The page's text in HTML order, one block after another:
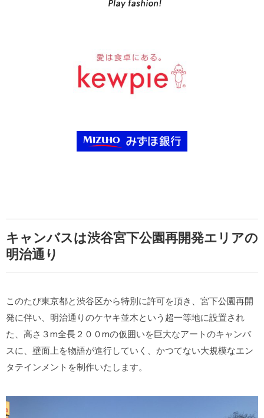
キャンバスは渋谷宮下公園再開発エリアの
明治通り
このたび東京都と渋谷区から特別に許可を頂き、宮下公園再開
発に伴い、明治通りのケヤキ並木という超一等地に設置され
た、高さ３m全長２００mの仮囲いを巨大なアートのキャンバ
スに、壁面上を物語が進行していく、かつてない大規模なエン
タテインメントを制作いたします。